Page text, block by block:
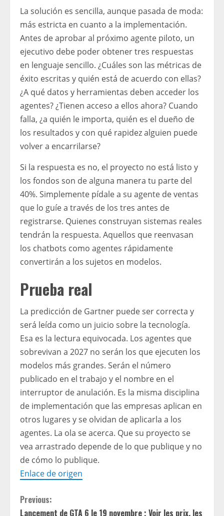
La solución es sencilla, aunque pasada de moda:
más estricta en cuanto a la implementación.
Antes de aprobar al próximo agente piloto, un
ejecutivo debe poder obtener tres respuestas
en lenguaje sencillo. ¿Cuáles son las métricas de
éxito escritas y quién está de acuerdo con ellas?
¿A qué datos y herramientas deben acceder los
agentes? ¿Tienen acceso a ellos ahora? Cuando
falla, ¿a quién le importa, quién es el dueño de
los resultados y con qué rapidez alguien puede
volver a encarrilarse?
Si la respuesta es no, el proyecto no está listo y
los fondos son de alguna manera tu parte del
40%. Simplemente pídale a su agente de ventas
que lo guíe a través de los tres antes de
registrarse. Quienes construyan sistemas reales
tendrán la respuesta. Aquellos que reenvasan
los chatbots como agentes rápidamente
convertirán a los sujetos en modelos.
Prueba real
La predicción de Gartner puede ser correcta y
será leída como un juicio sobre la tecnología.
Esa es la lectura equivocada. Los agentes que
sobrevivan a 2027 no serán los que ejecuten los
modelos más grandes. Serán el número
publicado en el trabajo y el nombre en el
interruptor de anulación. Es la misma disciplina
de implementación que las empresas aplican en
otros lugares y se olvidan de aplicarla a los
agentes. La ola se acerca. Que su proyecto se
vea arrastrado depende de lo que publique y no
de cómo lo publique.
Enlace de origen
C
Previous:
Lancement de GTA 6 le 19 novembre ; Voir les prix, les